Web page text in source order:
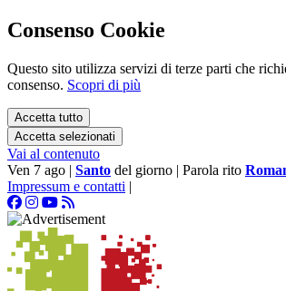
Consenso Cookie
Questo sito utilizza servizi di terze parti che
consenso. Scopri di più
Accetta tutto
Accetta selezionati
Vai al contenuto
Ven 7 ago | Santo del giorno | Parola rito
Impressum e contatti |